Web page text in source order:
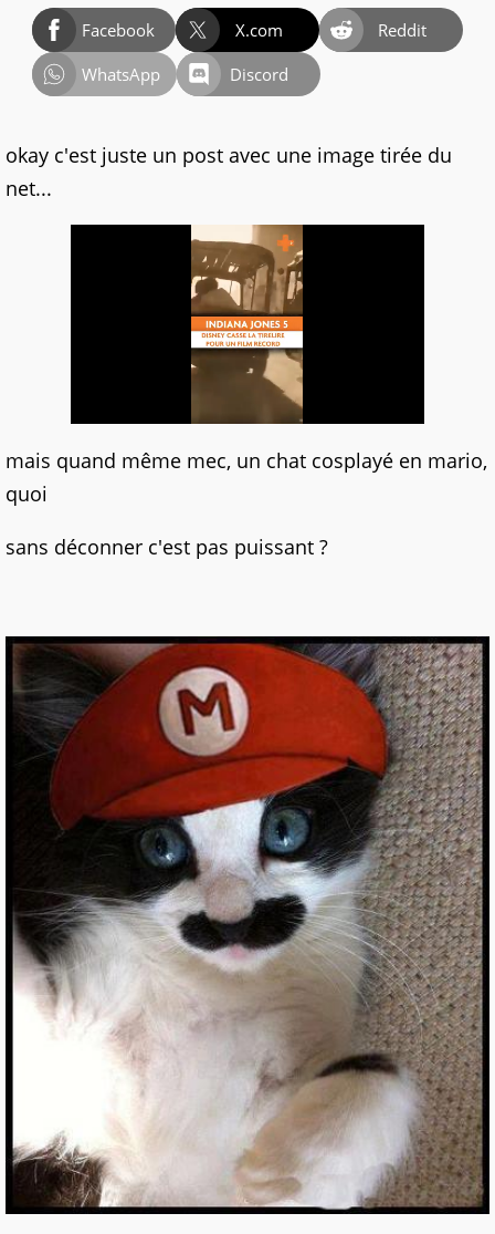
Facebook X.com
Reddit
WhatsApp
Discord
okay c'est juste un post avec une image tirée du
net...
mais quand même mec, un chat cosplayé en mario,
quoi
sans déconner c'est pas puissant ?